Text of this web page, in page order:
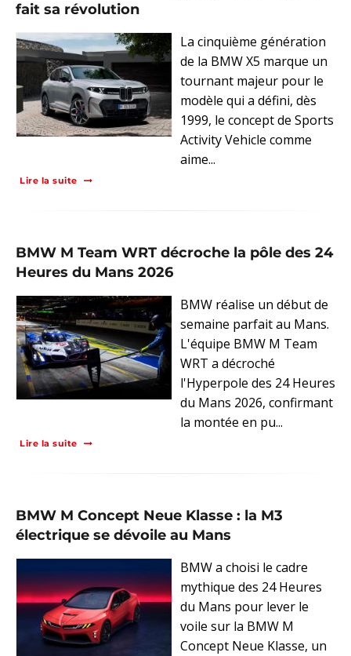
fait sa révolution
La cinquième génération
de la BMW X5 marque un
tournant majeur pour le
modèle qui a défini, dès
1999, le concept de Sports
Activity Vehicle comme
aime...
Lire la suite
BMW M Team WRT décroche la pôle des 24
Heures du Mans 2026
BMW réalise un début de
semaine parfait au Mans.
L'équipe BMW M Team
WRT a décroché
l'Hyperpole des 24 Heures
du Mans 2026, confirmant
la montée en pu...
Lire la suite
BMW M Concept Neue Klasse : la M3
électrique se dévoile au Mans
BMW a choisi le cadre
mythique des 24 Heures
du Mans pour lever le
voile sur la BMW M
Concept Neue Klasse, un